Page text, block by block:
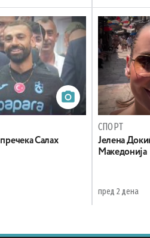
пречека Салах
СПОРТ
Јелена
Македонија
пред 2 дена